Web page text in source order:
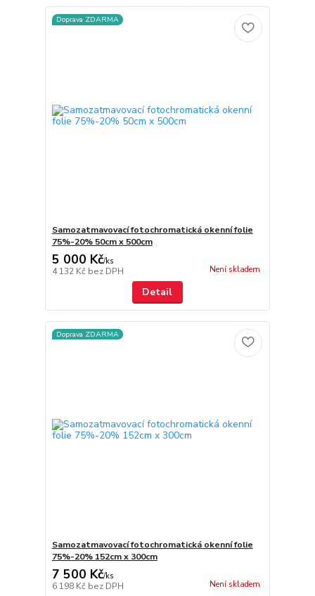
Doprava ZDARMA
Samozatmavovací fotochromatická okenní folie
75%-20% 50cm x 500cm
5 000 Kč/ks
4 132 Kč bez DPH Není skladem
Detail
Doprava ZDARMA
Samozatmavovací fotochromatická okenní folie
75%-20% 152cm x 300cm
7 500 Kč/ks
6 198 Kč bez DPH Není skladem